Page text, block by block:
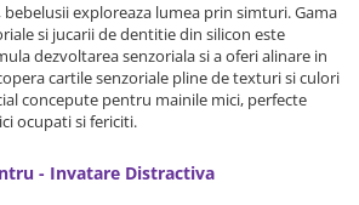
exploreaza lumea prin simturi. Gama
si jucarii de dentitie din silicon este
dezvoltarea senzoriala si a oferi alinare in
cartile senzoriale pline de texturi si culori
concepute pentru mainile mici, perfecte
ocupati si fericiti.
- Invatare Distractiva